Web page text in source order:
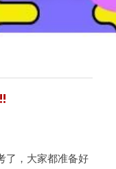
了，大家都准备好